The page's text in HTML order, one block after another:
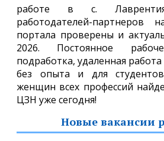
работе в с.
работодателей-партнеров
портала проверены и
2026. Постоянное
подработка, удаленная
без опыта и для
женщин всех профессий
ЦЗН уже сегодня!
Новые вакансии